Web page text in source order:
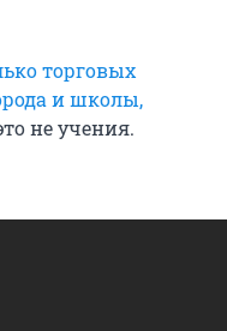
торговых
и школы,
не учения.